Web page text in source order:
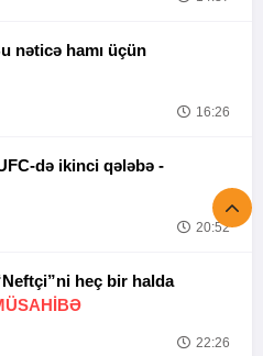
nəticə hamı üçün
16:26
Tofiq Musayevdən UFC-də ikinci qələbə -
20:52
heç bir halda
22:26